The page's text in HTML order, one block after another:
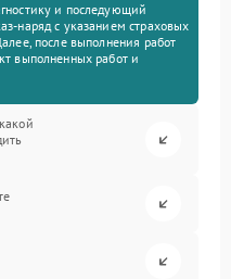
и последующий
наряд с указанием страховых
после выполнения работ
выполненных работ и